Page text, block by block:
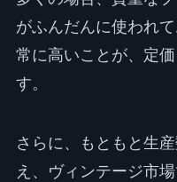
がふんだんに使われ
常に高いことが、定
す。
さらに、もともと生
え、ヴィンテージ市